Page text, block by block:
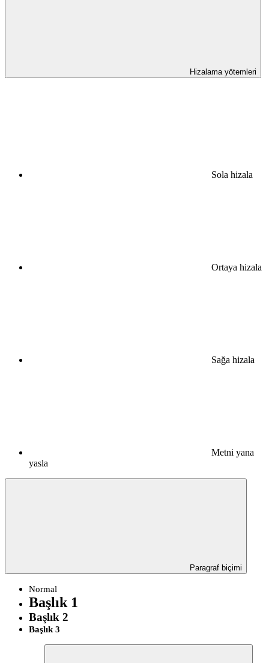
Hizalama yötemleri
Sola hizala
Ortaya hizala
Sağa hizala
Metni yana
yasla
Paragraf biçimi
Normal
Başlık 1
Başlık 2
Başlık 3